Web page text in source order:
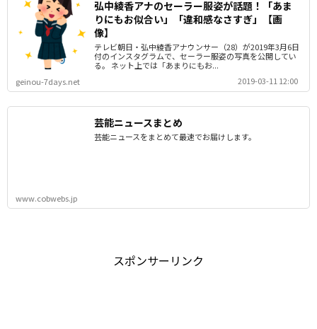
弘中綾香アナのセーラー服姿が話題！「あま
りにもお似合い」「違和感なさすぎ」【画
像】
テレビ朝日・弘中綾香アナウンサー（28）が2019年3月6日
付のインスタグラムで、セーラー服姿の写真を公開してい
る。 ネット上では「あまりにもお...
geinou-7days.net
2019-03-11 12:00
芸能ニュースまとめ
芸能ニュースをまとめて最速でお届けします。
www.cobwebs.jp
スポンサーリンク